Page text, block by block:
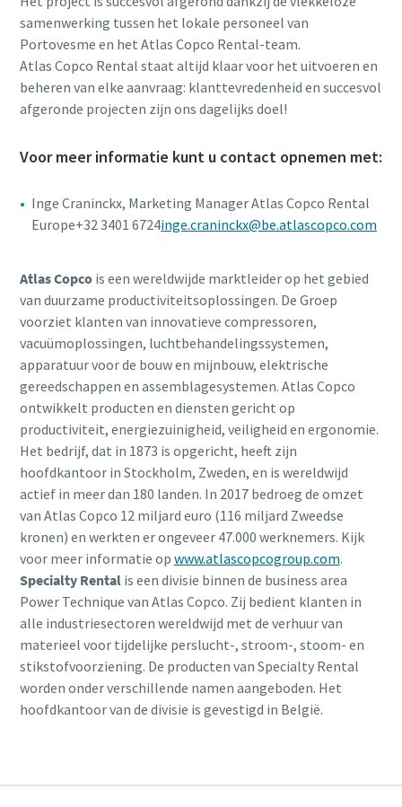
samenwerking tussen het lokale personeel van
Portovesme en het Atlas Copco Rental-team.
Atlas Copco Rental staat altijd klaar voor het uitvoeren en
beheren van elke aanvraag: klanttevredenheid en succesvol
afgeronde projecten zijn ons dagelijks doel!
Voor meer informatie kunt u contact opnemen met:
Inge Craninckx, Marketing Manager Atlas Copco Rental
Europe+32 3401 6724inge.craninckx@be.atlascopco.com
Atlas Copcois een wereldwijde marktleider op het gebied
van duurzame productiviteitsoplossingen. De Groep
voorziet klanten van innovatieve compressoren,
vacuümoplossingen, luchtbehandelingssystemen,
apparatuur voor de bouw en mijnbouw, elektrische
gereedschappen en assemblagesystemen. Atlas Copco
ontwikkelt producten en diensten gericht op
productiviteit, energiezuinigheid, veiligheid en ergonomie.
Het bedrijf, dat in 1873 is opgericht, heeft zijn
hoofdkantoor in Stockholm, Zweden, en is wereldwijd
actief in meer dan 180 landen. In 2017 bedroeg de omzet
van Atlas Copco 12 miljard euro (116 miljard Zweedse
kronen) en werkten er ongeveer 47.000 werknemers. Kijk
voor meer informatie op www.atlascopcogroup.com.
Specialty Rentalis een divisie binnen de business area
Power Technique van Atlas Copco. Zij bedient klanten in
alle industriesectoren wereldwijd met de verhuur van
materieel voor tijdelijke perslucht-, stroom-, stoom- en
stikstofvoorziening. De producten van Specialty Rental
worden onder verschillende namen aangeboden. Het
hoofdkantoor van de divisie is gevestigd in België.